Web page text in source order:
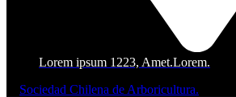
Lorem ipsum 1223, Amet.Lorem.
Sociedad Chilena de Arboricultura.